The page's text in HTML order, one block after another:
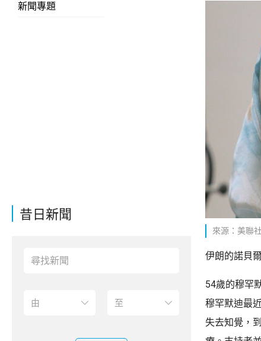
新聞專題
昔日新聞
來源：美聯社
伊朗的諾貝
54歲的穆罕
穆罕默迪最
失去知覺，